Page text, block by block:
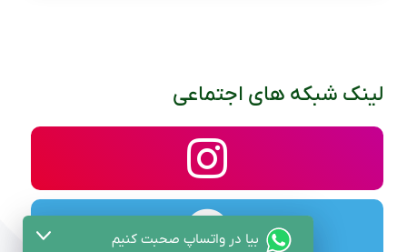
لینک شبکه های اجتماعی
بیا در واتساپ صحبت کنیم